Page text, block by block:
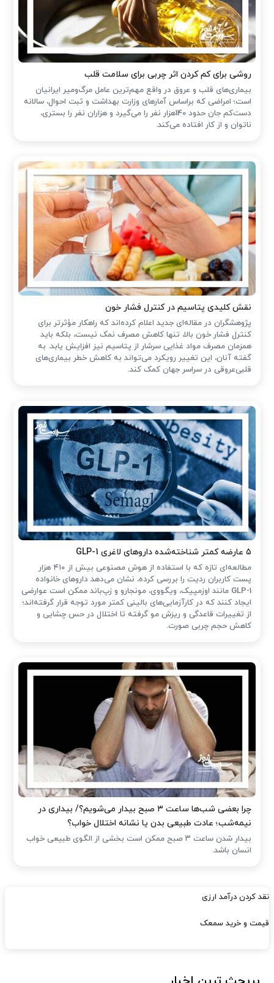
روشی برای کم کردن اثر چربی برای سلامت قلب
بیماری‌های قلب و عروق در واقع مهم‌ترین عامل مرگ‌ومیر ایرانیان
است؛ امراضی که براساس آمارهای وزارت بهداشت و ثبت احوال، سالانه
دست‌کم جان حدود 140هزار نفر را می‌گیرد و هزاران نفر را بستری،
ناتوان و از کار افتاده می‌کند.
نقش کلیدی پتاسیم در کنترل فشار خون
پژوهشگران در مقاله‌ای جدید اعلام کرده‌اند که راهکار مؤثرتر برای
کنترل فشار خون بالا، تنها کاهش مصرف نمک نیست، بلکه باید
همزمان مصرف مواد غذایی سرشار از پتاسیم نیز افزایش یابد. به
گفته آنان، این تغییر رویکرد می‌تواند به کاهش خطر بیماری‌های
قلبی‌عروقی در سراسر جهان کمک کند.
۵ عارضه کمتر شناخته‌شده داروهای لاغری GLP-1
مطالعه‌ای تازه که با استفاده از هوش مصنوعی بیش از ۴۱۰ هزار
پست کاربران ردیت را بررسی کرده، نشان می‌دهد داروهای خانواده
GLP-1 مانند اوزمپیک، ویگووی، مونجارو و زپ‌باند ممکن است عوارضی
ایجاد کنند که در کارآزمایی‌های بالینی کمتر مورد توجه قرار گرفته‌اند؛
از تغییرات قاعدگی و ریزش مو گرفته تا اختلال در حس چشایی و
کاهش حجم چربی صورت.
چرا بعضی شب‌ها ساعت ۳ صبح بیدار می‌شویم؟/ بیداری در
نیمه‌شب؛ عادت طبیعی بدن یا نشانه اختلال خواب؟
بیدار شدن ساعت ۳ صبح ممکن است بخشی از الگوی طبیعی خواب
انسان باشد.
نقد کردن درآمد ارزی
قیمت و خرید سمعک